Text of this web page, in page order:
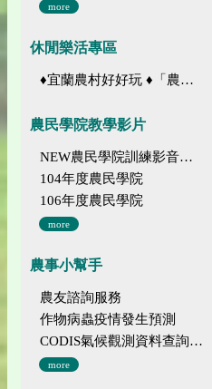
more
休閒樂活專區
♦宜蘭農村好好玩 ♦「農、藝、山、水」四條遊程推薦
農民學院教學影片
NEW農民學院訓練影音分類
104年度農民學院
106年度農民學院
more
農事小幫手
農友諮詢服務
作物病蟲疫情發生預測
CODIS氣候觀測資料查詢服務
more